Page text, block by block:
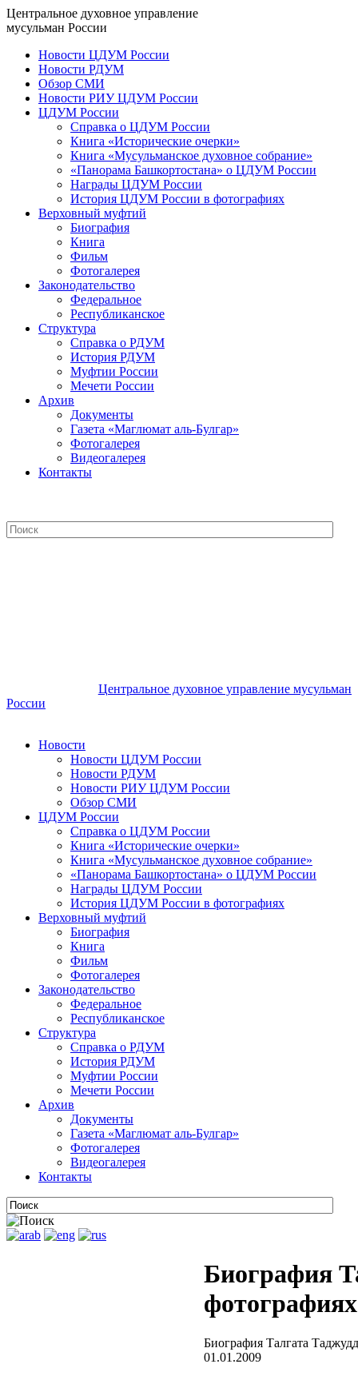
Центральное духовное управление
мусульман России
Новости ЦДУМ России
Новости РДУМ
Обзор СМИ
Новости РИУ ЦДУМ России
ЦДУМ России
Справка о ЦДУМ России
Книга «Исторические очерки»
Книга «Мусульманское духовное собрание»
«Панорама Башкортостана» о ЦДУМ России
Награды ЦДУМ России
История ЦДУМ России в фотографиях
Верховный муфтий
Биография
Книга
Фильм
Фотогалерея
Законодательство
Федеральное
Республиканское
Структура
Справка о РДУМ
История РДУМ
Муфтии России
Мечети России
Архив
Документы
Газета «Маглюмат аль-Булгар»
Фотогалерея
Видеогалерея
Контакты
Центральное духовное управление мусульман
России
Новости
Новости ЦДУМ России
Новости РДУМ
Новости РИУ ЦДУМ России
Обзор СМИ
ЦДУМ России
Справка о ЦДУМ России
Книга «Исторические очерки»
Книга «Мусульманское духовное собрание»
«Панорама Башкортостана» о ЦДУМ России
Награды ЦДУМ России
История ЦДУМ России в фотографиях
Верховный муфтий
Биография
Книга
Фильм
Фотогалерея
Законодательство
Федеральное
Республиканское
Структура
Справка о РДУМ
История РДУМ
Муфтии России
Мечети России
Архив
Документы
Газета «Маглюмат аль-Булгар»
Фотогалерея
Видеогалерея
Контакты
Биография
фотографиях
Биография Талгата
01.01.2009